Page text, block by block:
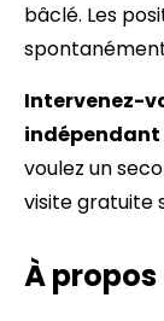
bâclé. Les
Intervenez-
indépendant
voulez un
visite gratuite
À